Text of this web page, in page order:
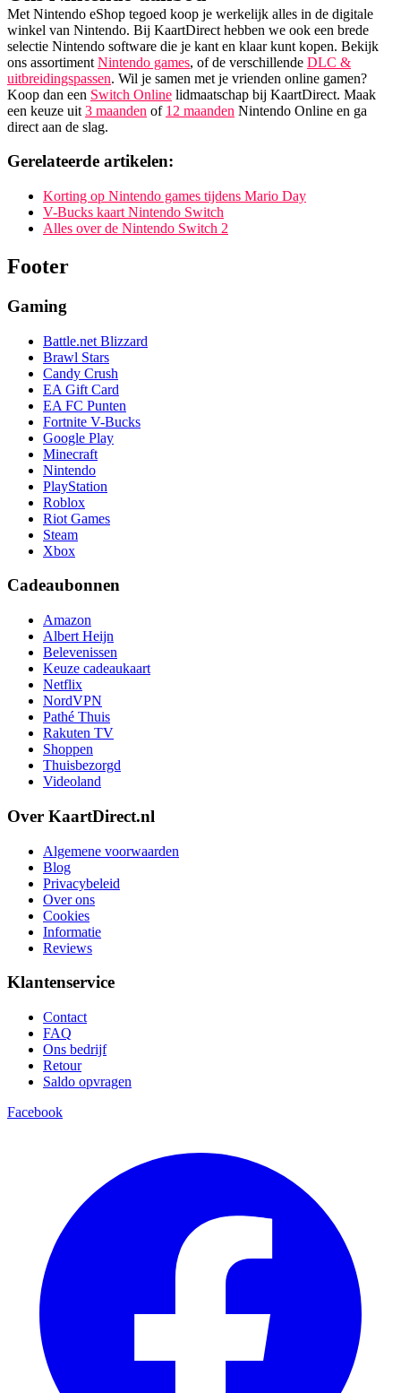
Met Nintendo eShop tegoed koop je werkelijk alles in de digitale
winkel van Nintendo. Bij KaartDirect hebben we ook een brede
selectie Nintendo software die je kant en klaar kunt kopen. Bekijk
ons assortiment Nintendo games, of de verschillende DLC &
uitbreidingspassen. Wil je samen met je vrienden online gamen?
Koop dan een Switch Online lidmaatschap bij KaartDirect. Maak
een keuze uit 3 maanden of 12 maanden Nintendo Online en ga
direct aan de slag.
Gerelateerde artikelen:
Korting op Nintendo games tijdens Mario Day
V-Bucks kaart Nintendo Switch
Alles over de Nintendo Switch 2
Footer
Gaming
Battle.net Blizzard
Brawl Stars
Candy Crush
EA Gift Card
EA FC Punten
Fortnite V-Bucks
Google Play
Minecraft
Nintendo
PlayStation
Roblox
Riot Games
Steam
Xbox
Cadeaubonnen
Amazon
Albert Heijn
Belevenissen
Keuze cadeaukaart
Netflix
NordVPN
Pathé Thuis
Rakuten TV
Shoppen
Thuisbezorgd
Videoland
Over KaartDirect.nl
Algemene voorwaarden
Blog
Privacybeleid
Over ons
Cookies
Informatie
Reviews
Klantenservice
Contact
FAQ
Ons bedrijf
Retour
Saldo opvragen
Facebook